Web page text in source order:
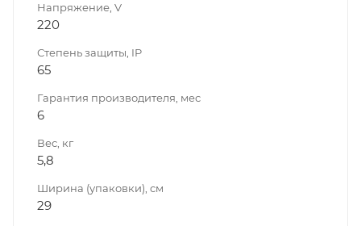
Напряжение, V
220
Степень защиты, IP
65
Гарантия производителя, мес
6
Вес, кг
5,8
Ширина (упаковки), см
29